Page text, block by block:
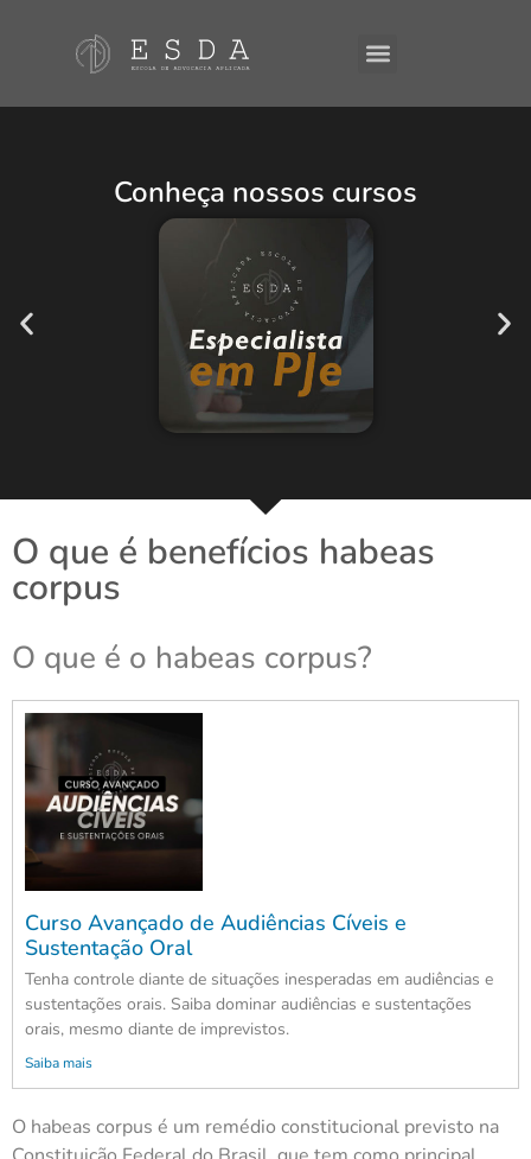
Conheça nossos cursos
O que é benefícios habeas
corpus
O que é o habeas corpus?
Curso Avançado de Audiências Cíveis e
Sustentação Oral
Tenha controle diante de situações inesperadas em audiências e
sustentações orais. Saiba dominar audiências e sustentações
orais, mesmo diante de imprevistos.
Saiba mais
O habeas corpus é um remédio constitucional previsto na